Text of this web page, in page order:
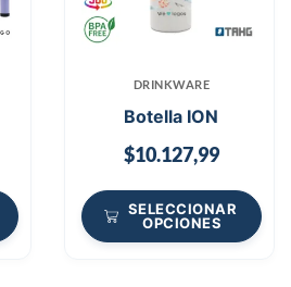
DRINKWARE
Botella ION
$10.127,99
SELECCIONAR
OPCIONES